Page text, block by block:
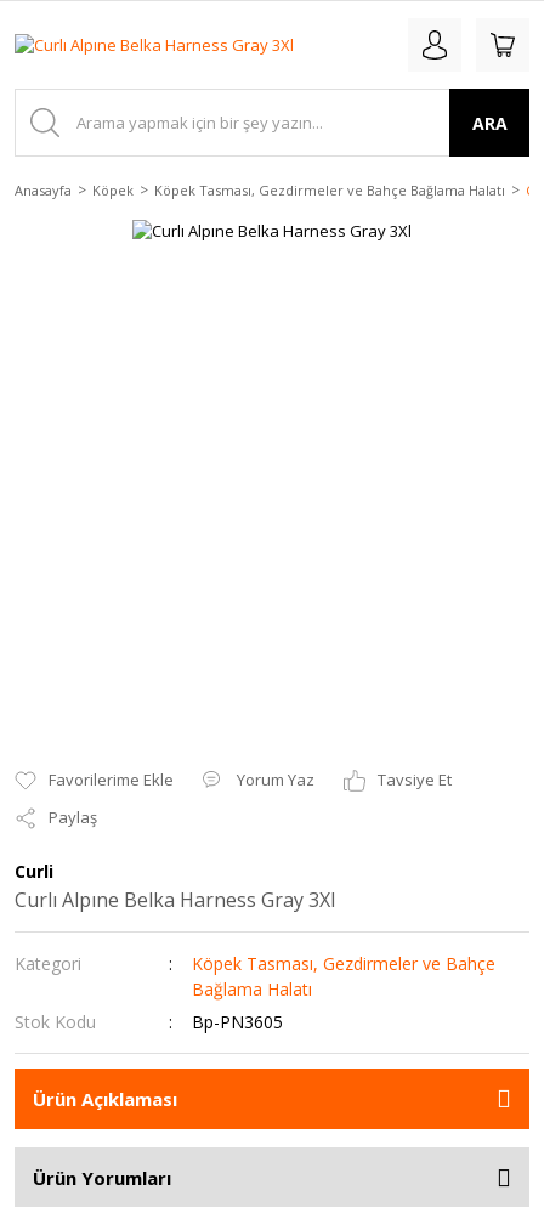
ARA
Anasayfa Köpek Köpek Tasması, Gezdirmeler ve Bahçe Bağlama Halatı
Yorum Yaz
Tavsiye Et
Paylaş
Curli
Curlı Alpıne Belka Harness Gray 3Xl
Kategori
Köpek Tasması, Gezdirmeler ve Bahçe
Bağlama Halatı
Stok Kodu
Bp-PN3605
Ürün Açıklaması
Ürün Yorumları